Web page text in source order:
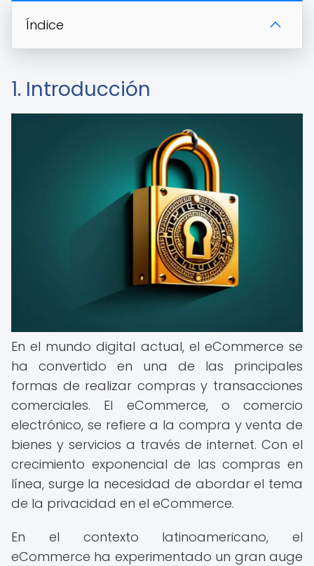
Índice
1. Introducción
En el mundo digital actual, el eCommerce se
ha convertido en una de las principales
formas de realizar compras y transacciones
comerciales. El eCommerce, o comercio
electrónico, se refiere a la compra y venta de
bienes y servicios a través de internet. Con el
crecimiento exponencial de las compras en
línea, surge la necesidad de abordar el tema
de la privacidad en el eCommerce.
En el contexto latinoamericano, el
eCommerce ha experimentado un gran auge